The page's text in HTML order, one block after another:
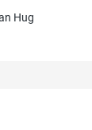
Hug